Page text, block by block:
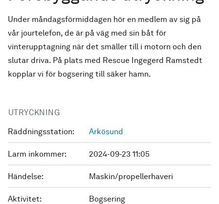
Under måndagsförmiddagen hör en medlem av sig på
vår jourtelefon, de är på väg med sin båt för
vinterupptagning när det smäller till i motorn och den
slutar driva. På plats med Rescue Ingegerd Ramstedt
kopplar vi för bogsering till säker hamn.
UTRYCKNING
Räddningsstation: Arkösund
Larm inkommer: 2024-09-23 11:05
Händelse: Maskin/propellerhaveri
Aktivitet: Bogsering